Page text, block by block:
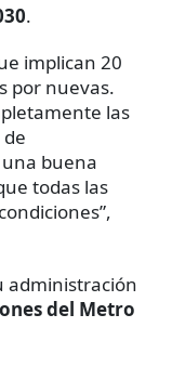
.
implican 20
por nuevas.
las
buena
todas las
administración
del Metro